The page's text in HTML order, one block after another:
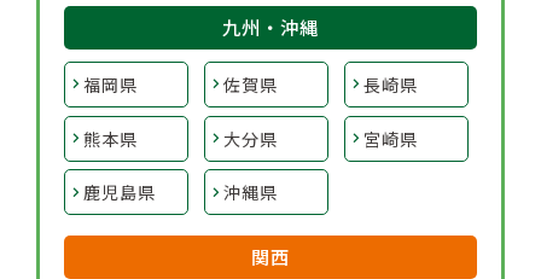
九州・沖縄
福岡県 佐賀県 長崎県
熊本県 大分県 宮崎県
鹿児島県 沖縄県
関西